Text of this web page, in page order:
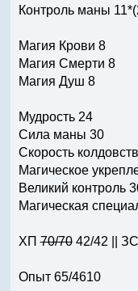
Контроль маны
Магия Крови 8
Магия Смерти 8
Магия Душ 8
Мудрость 24
Сила маны 30
Скорость
Магическое
Великий контроль
Магическая
ХП70/7042/42 ||
Опыт 65/4610